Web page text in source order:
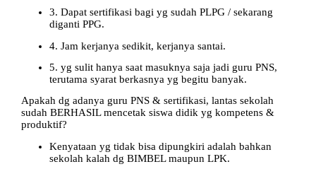
3. Dapat sertifikasi bagi yg sudah PLPG / sekarang
diganti PPG.
4. Jam kerjanya sedikit, kerjanya santai.
5. yg sulit hanya saat masuknya saja jadi guru PNS,
terutama syarat berkasnya yg begitu banyak.
Apakah dg adanya guru PNS & sertifikasi, lantas sekolah
sudah BERHASIL mencetak siswa didik yg kompetens &
produktif?
Kenyataan yg tidak bisa dipungkiri adalah bahkan
sekolah kalah dg BIMBEL maupun LPK.